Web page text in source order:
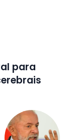
para